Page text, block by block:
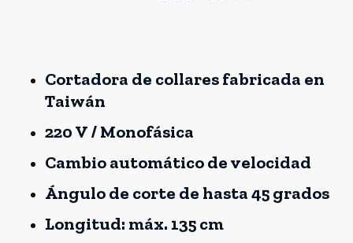
Cortadora de collares fabricada en
Taiwán
220 V / Monofásica
Cambio automático de velocidad
Ángulo de corte de hasta 45 grados
Longitud: máx. 135 cm